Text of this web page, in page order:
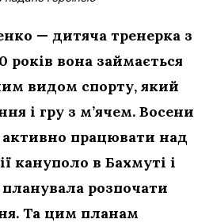
— дитяча тренерка з
років вона займається
видом спорту, який
і гру з м’ячем. Восени
активно працювати над
кануполо в Бахмуті і
розпочати
Та цим планам